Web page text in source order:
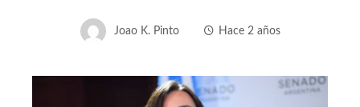
Joao K. Pinto Hace 2 años